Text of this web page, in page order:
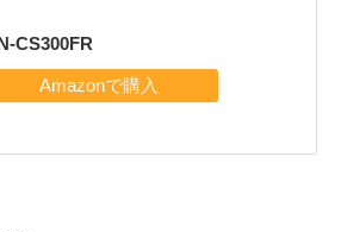
CS300FR